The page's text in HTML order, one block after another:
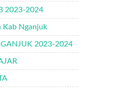
2023-2024
Kab Nganjuk
2023-2024